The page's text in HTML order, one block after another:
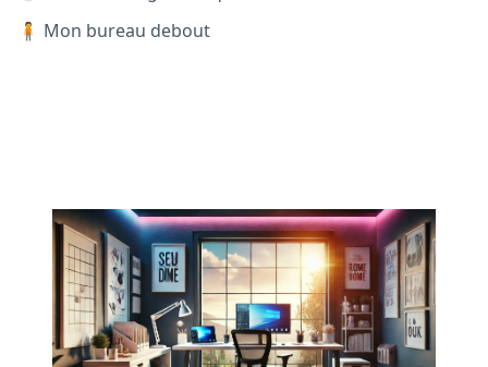
🧍 Mon bureau debout